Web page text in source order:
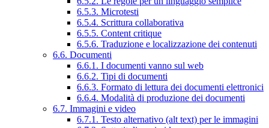
6.5.3. Microtesti
6.5.4. Scrittura collaborativa
6.5.5. Content critique
6.5.6. Traduzione e localizzazione dei contenuti
6.6. Documenti
6.6.1. I documenti vanno sul web
6.6.2. Tipi di documenti
6.6.3. Formato di lettura dei documenti elettronici
6.6.4. Modalità di produzione dei documenti
6.7. Immagini e video
6.7.1. Testo alternativo (alt text) per le immagini